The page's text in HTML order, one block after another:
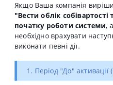
Якщо Ваша компанія
"Вести облік
початку роботи системи,
необхідно врахувати
виконати певні дії.
1. Період "До" активації